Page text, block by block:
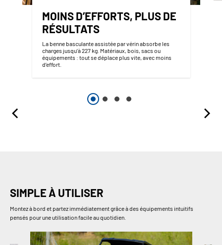
MOINS D’EFFORTS, PLUS DE
RÉSULTATS
La benne basculante assistée par vérin absorbe les
charges jusqu’à 227 kg. Matériaux, bois, sacs ou
équipements : tout se déplace plus vite, avec moins
d’effort.
SIMPLE À UTILISER
Montez à bord et partez immédiatement grâce à des équipements intuitifs
pensés pour une utilisation facile au quotidien.